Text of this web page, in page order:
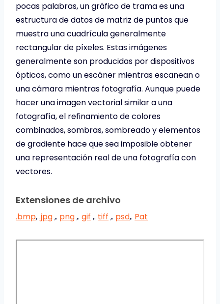
pocas palabras, un gráfico de trama es una
estructura de datos de matriz de puntos que
muestra una cuadrícula generalmente
rectangular de píxeles. Estas imágenes
generalmente son producidas por dispositivos
ópticos, como un escáner mientras escanean o
una cámara mientras fotografía. Aunque puede
hacer una imagen vectorial similar a una
fotografía, el refinamiento de colores
combinados, sombras, sombreado y elementos
de gradiente hace que sea imposible obtener
una representación real de una fotografía con
vectores.
Extensiones de archivo
.bmp,.jpg,. png,. gif ,. tiff ,. psd,. Pat